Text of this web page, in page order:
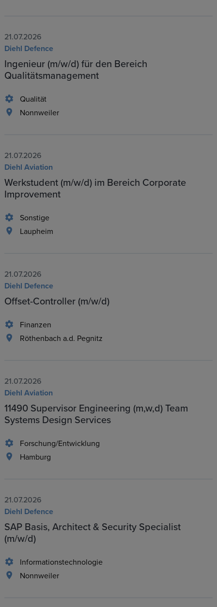
21.07.2026
Diehl Defence
Ingenieur (m/w/d) für den Bereich
Qualitätsmanagement
Qualität
Nonnweiler
21.07.2026
Diehl Aviation
Werkstudent (m/w/d) im Bereich Corporate
Improvement
Sonstige
Laupheim
21.07.2026
Diehl Defence
Offset-Controller (m/w/d)
Finanzen
Röthenbach a.d. Pegnitz
21.07.2026
Diehl Aviation
11490 Supervisor Engineering (m,w,d) Team
Systems Design Services
Forschung/Entwicklung
Hamburg
21.07.2026
Diehl Defence
SAP Basis, Architect & Security Specialist
(m/w/d)
Informationstechnologie
Nonnweiler